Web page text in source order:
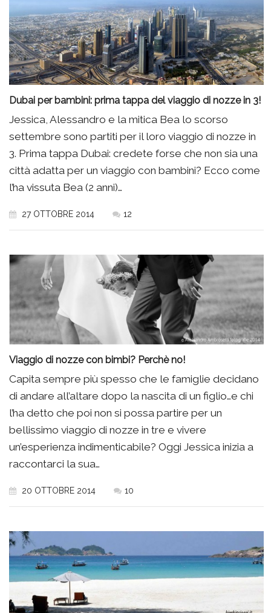
Dubai per bambini: prima tappa del viaggio di nozze in 3!
Jessica, Alessandro e la mitica Bea lo scorso
settembre sono partiti per il loro viaggio di nozze in
3. Prima tappa Dubai: credete forse che non sia una
città adatta per un viaggio con bambini? Ecco come
l’ha vissuta Bea (2 anni)…
27 OTTOBRE 2014 12
Viaggio di nozze con bimbi? Perchè no!
Capita sempre più spesso che le famiglie decidano
di andare all’altare dopo la nascita di un figlio…e chi
l’ha detto che poi non si possa partire per un
bellissimo viaggio di nozze in tre e vivere
un’esperienza indimenticabile? Oggi Jessica inizia a
raccontarci la sua…
20 OTTOBRE 2014 10